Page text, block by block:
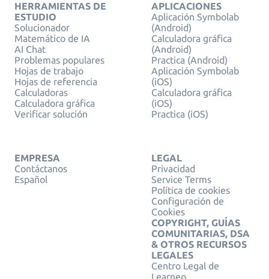
HERRAMIENTAS DE
ESTUDIO
Solucionador
Matemático de IA
AI Chat
Problemas populares
Hojas de trabajo
Hojas de referencia
Calculadoras
Calculadora gráfica
Verificar solución
APLICACIONES
Aplicación Symbolab
(Android)
Calculadora gráfica
(Android)
Practica (Android)
Aplicación Symbolab
(iOS)
Calculadora gráfica
(iOS)
Practica (iOS)
EMPRESA
Contáctanos
Español
LEGAL
Privacidad
Service Terms
Política de cookies
Configuración de
Cookies
COPYRIGHT, GUÍAS
COMUNITARIAS, DSA
& OTROS RECURSOS
LEGALES
Centro Legal de